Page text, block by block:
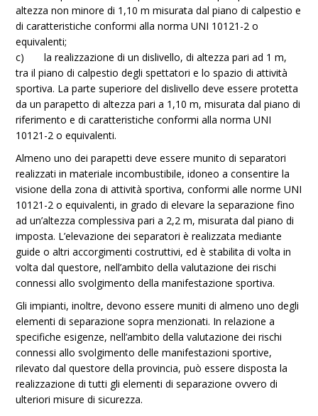
altezza non minore di 1,10 m misurata dal piano di calpestio e
di caratteristiche conformi alla norma UNI 10121-2 o
equivalenti;
c) la realizzazione di un dislivello, di altezza pari ad 1 m,
tra il piano di calpestio degli spettatori e lo spazio di attività
sportiva. La parte superiore del dislivello deve essere protetta
da un parapetto di altezza pari a 1,10 m, misurata dal piano di
riferimento e di caratteristiche conformi alla norma UNI
10121-2 o equivalenti.
Almeno uno dei parapetti deve essere munito di separatori
realizzati in materiale incombustibile, idoneo a consentire la
visione della zona di attività sportiva, conformi alle norme UNI
10121-2 o equivalenti, in grado di elevare la separazione fino
ad un’altezza complessiva pari a 2,2 m, misurata dal piano di
imposta. L’elevazione dei separatori è realizzata mediante
guide o altri accorgimenti costruttivi, ed è stabilita di volta in
volta dal questore, nell’ambito della valutazione dei rischi
connessi allo svolgimento della manifestazione sportiva.
Gli impianti, inoltre, devono essere muniti di almeno uno degli
elementi di separazione sopra menzionati. In relazione a
specifiche esigenze, nell’ambito della valutazione dei rischi
connessi allo svolgimento delle manifestazioni sportive,
rilevato dal questore della provincia, può essere disposta la
realizzazione di tutti gli elementi di separazione ovvero di
ulteriori misure di sicurezza.